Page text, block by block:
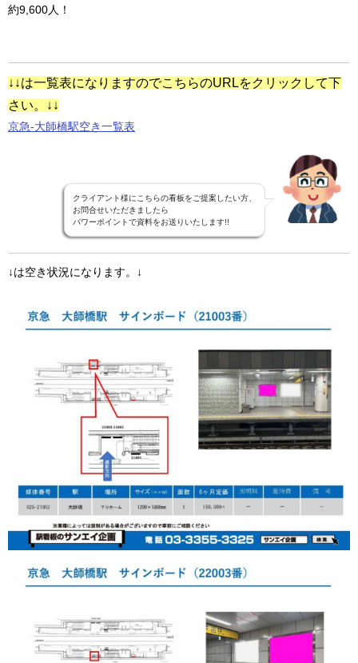
約9,600人！
↓↓は一覧表になりますのでこちらのURLをクリックして下
さい。↓↓
京急-大師橋駅空き一覧表
クライアント様にこちらの看板をご提案したい方、
お問合せいただきましたら
パワーポイントで資料をお送りいたします!!
↓は空き状況になります。↓